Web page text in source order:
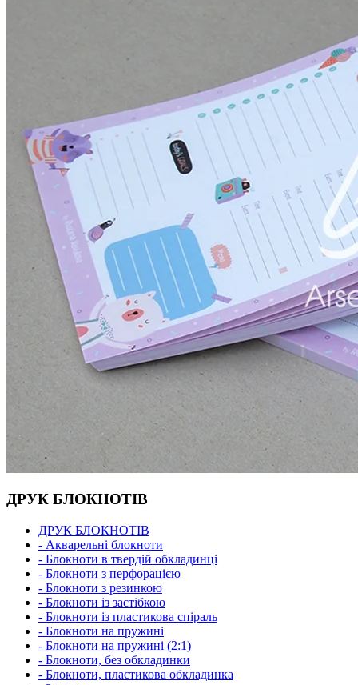
ДРУК БЛОКНОТІВ
ДРУК БЛОКНОТІВ
- Акварельні блокноти
- Блокноти в твердій обкладинці
- Блокноти з перфорацією
- Блокноти з резинкою
- Блокноти із застібкою
- Блокноти із пластикова спіраль
- Блокноти на пружині
- Блокноти на пружині (2:1)
- Блокноти, без обкладинки
- Блокноти, пластикова обкладинка